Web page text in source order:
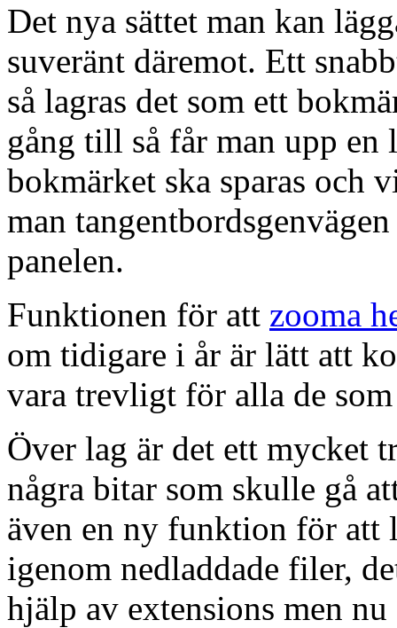
Det nya sättet man kan
suveränt däremot. Ett
så lagras det som ett
gång till så får man upp
bokmärket ska sparas och
man
panelen.
Funktionen för att zooma
om tidigare i år är lätt att
vara trevligt för alla de
Över lag är det ett mycket
några bitar som skulle gå
även en ny funktion för att
igenom nedladdade filer,
hjälp av extensions men